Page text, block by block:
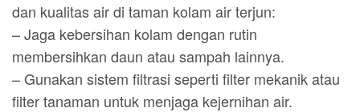
dan kualitas air di taman kolam air terjun:
– Jaga kebersihan kolam dengan rutin
membersihkan daun atau sampah lainnya.
– Gunakan sistem filtrasi seperti filter mekanik atau
filter tanaman untuk menjaga kejernihan air.